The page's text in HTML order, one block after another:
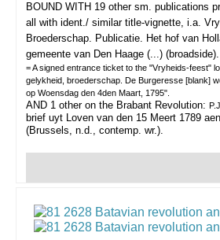
BOUND WITH 19 other sm. publications
all with ident./ similar title-vignette, i.a.
Broederschap. Publicatie. Het hof van
gemeente van Den Haage (...) (broadside).
= A signed entrance ticket to the "Vryheids-feest"
gelykheid, broederschap. De Burgeresse [blank]
op Woensdag den 4den Maart, 1795".
AND 1 other on the Brabant Revolution:
brief uyt Loven van den 15 Meert 1789
(Brussels, n.d., contemp. wr.).